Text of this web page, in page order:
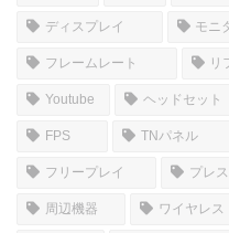
ディスプレイ モニ
フレームレート リ
Youtube ヘッドセット
FPS TNパネル
フリープレイ プレ
周辺機器 ワイヤレス